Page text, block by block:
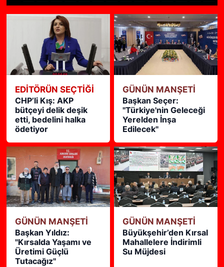
1
EDITÖRÜN SEÇTIĞI
CHP’li Kış: AKP
bütçeyi delik deşik
etti, bedelini halka
ödetiyor
GÜNÜN MANŞETİ
Başkan Seçer:
"Türkiye'nin Geleceği
Yerelden İnşa
Edilecek"
GÜNÜN MANŞETİ
Başkan Yıldız:
''Kırsalda Yaşamı ve
Üretimi Güçlü
Tutacağız''
GÜNÜN MANŞETİ
Büyükşehir’den Kırsal
Mahallelere İndirimli
Su Müjdesi
Siyaset
YEREL HABER
Haberde insan
Tanıtım